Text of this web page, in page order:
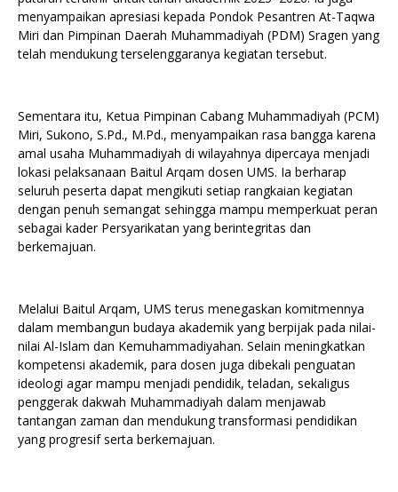
menyampaikan apresiasi kepada Pondok Pesantren At-Taqwa
Miri dan Pimpinan Daerah Muhammadiyah (PDM) Sragen yang
telah mendukung terselenggaranya kegiatan tersebut.
Sementara itu, Ketua Pimpinan Cabang Muhammadiyah (PCM)
Miri, Sukono, S.Pd., M.Pd., menyampaikan rasa bangga karena
amal usaha Muhammadiyah di wilayahnya dipercaya menjadi
lokasi pelaksanaan Baitul Arqam dosen UMS. Ia berharap
seluruh peserta dapat mengikuti setiap rangkaian kegiatan
dengan penuh semangat sehingga mampu memperkuat peran
sebagai kader Persyarikatan yang berintegritas dan
berkemajuan.
Melalui Baitul Arqam, UMS terus menegaskan komitmennya
dalam membangun budaya akademik yang berpijak pada nilai-
nilai Al-Islam dan Kemuhammadiyahan. Selain meningkatkan
kompetensi akademik, para dosen juga dibekali penguatan
ideologi agar mampu menjadi pendidik, teladan, sekaligus
penggerak dakwah Muhammadiyah dalam menjawab
tantangan zaman dan mendukung transformasi pendidikan
yang progresif serta berkemajuan.